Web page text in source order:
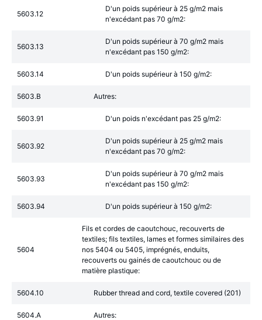
5603.12
D'un poids supérieur à 25 g/m2 mais
n'excédant pas 70 g/m2:
5603.13
D'un poids supérieur à 70 g/m2 mais
n'excédant pas 150 g/m2:
5603.14 D'un poids supérieur à 150 g/m2:
5603.B Autres:
5603.91 D'un poids n'excédant pas 25 g/m2:
5603.92
D'un poids supérieur à 25 g/m2 mais
n'excédant pas 70 g/m2:
5603.93
D'un poids supérieur à 70 g/m2 mais
n'excédant pas 150 g/m2:
5603.94 D'un poids supérieur à 150 g/m2:
5604
Fils et cordes de caoutchouc, recouverts de
textiles; fils textiles, lames et formes similaires des
nos 5404 ou 5405, imprégnés, enduits,
recouverts ou gainés de caoutchouc ou de
matière plastique:
5604.10 Rubber thread and cord, textile covered (201)
5604.A Autres: